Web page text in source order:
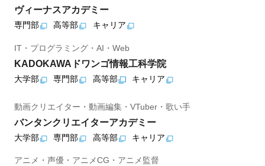
ヴィーナスアカデミー
専門部 高等部 キャリア
IT・プログラミング・AI・Web
KADOKAWAドワンゴ情報工科学院
大学部 専門部 高等部 キャリア
動画クリエイター・動画編集・VTuber・歌い手
バンタンクリエイターアカデミー
大学部 専門部 高等部 キャリア
アニメ・声優・アニメCG・アニメ監督